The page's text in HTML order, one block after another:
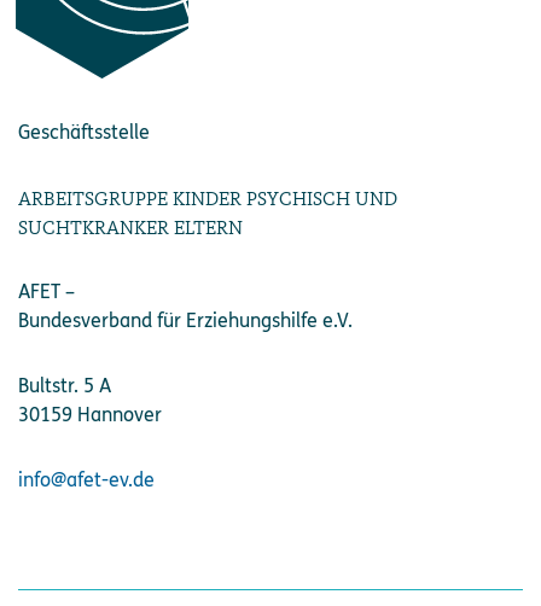
Geschäftsstelle
ARBEITSGRUPPE KINDER PSYCHISCH UND
SUCHTKRANKER ELTERN
AFET –
Bundesverband für Erziehungshilfe e.V.
Bultstr. 5 A
30159 Hannover
info@afet-ev.de